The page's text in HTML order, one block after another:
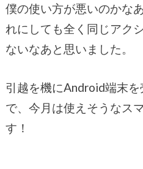
僕の使い方が悪いのかな
れにしても全く同じアク
ないなあと思いました。
引越を機にAndroid端末
で、今月は使えそうなス
す！